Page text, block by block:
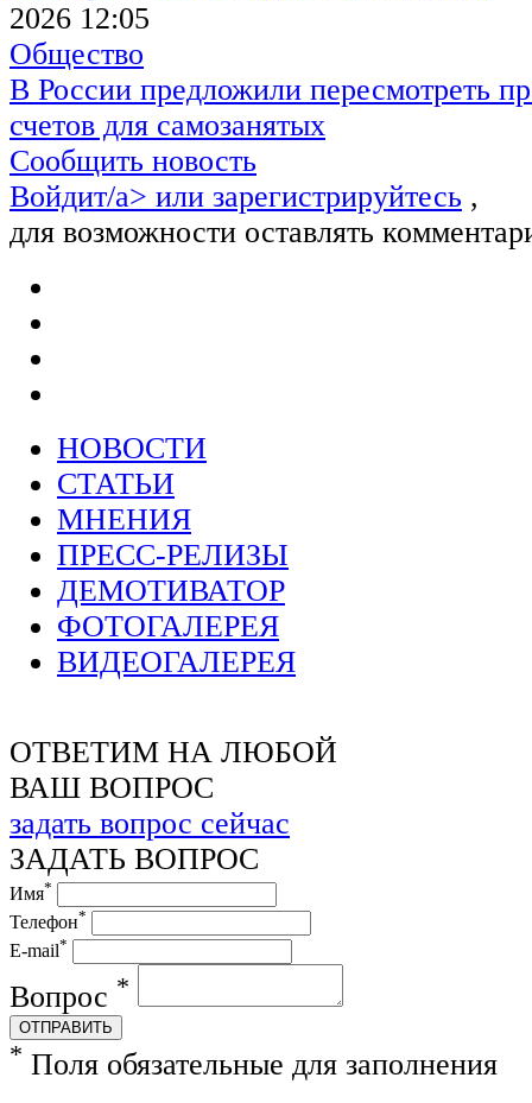
2026 12:05
Общество
В России предложили пересмотреть
счетов для самозанятых
Сообщить новость
Войдит/a> или зарегистрируйтесь ,
для возможности оставлять
НОВОСТИ
СТАТЬИ
МНЕНИЯ
ПРЕСС-РЕЛИЗЫ
ДЕМОТИВАТОР
ФОТОГАЛЕРЕЯ
ВИДЕОГАЛЕРЕЯ
ОТВЕТИМ НА ЛЮБОЙ
ВАШ ВОПРОС
задать вопрос сейчас
ЗАДАТЬ ВОПРОС
Имя*
Телефон*
E-mail*
Вопрос *
ОТПРАВИТЬ
* Поля обязательные для заполнения